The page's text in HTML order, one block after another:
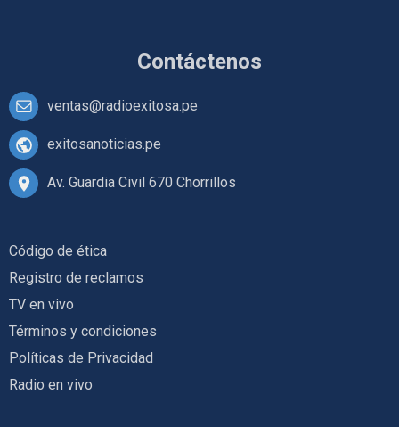
Contáctenos
ventas@radioexitosa.pe
exitosanoticias.pe
Av. Guardia Civil 670 Chorrillos
Código de ética
Registro de reclamos
TV en vivo
Términos y condiciones
Políticas de Privacidad
Radio en vivo